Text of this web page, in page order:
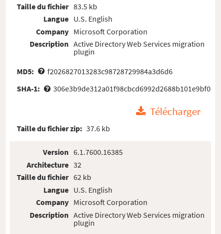
Taille du fichier
Langue
Company
Description
83.5 kb
U.S. English
Microsoft Corporation
Active Directory Web Services migration
plugin
MD5:
f2026827013283c98728729984a3d6d6
SHA-1:
306e3b9de312a01f98cbcd6992d2688b101e9bf0
Télécharger
Taille du fichier zip: 37.6 kb
Version
Architecture
Taille du fichier
Langue
Company
Description
6.1.7600.16385
32
62 kb
U.S. English
Microsoft Corporation
Active Directory Web Services migration
plugin